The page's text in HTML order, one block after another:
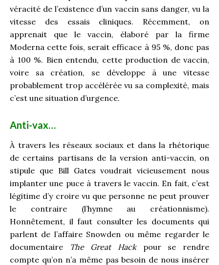
véracité de l’existence d’un vaccin sans danger, vu la
vitesse des essais cliniques. Récemment, on
apprenait que le vaccin, élaboré par la firme
Moderna cette fois, serait efficace à 95 %, donc pas
à 100 %. Bien entendu, cette production de vaccin,
voire sa création, se développe à une vitesse
probablement trop accélérée vu sa complexité, mais
c’est une situation d’urgence.
Anti-vax…
À travers les réseaux sociaux et dans la rhétorique
de certains partisans de la version anti-vaccin, on
stipule que Bill Gates voudrait vicieusement nous
implanter une puce à travers le vaccin. En fait, c’est
légitime d’y croire vu que personne ne peut prouver
le contraire (l’hymne au créationnisme).
Honnêtement, il faut consulter les documents qui
parlent de l’affaire Snowden ou même regarder le
documentaire
The Great Hackpour se rendre
compte qu’on n’a même pas besoin de nous insérer